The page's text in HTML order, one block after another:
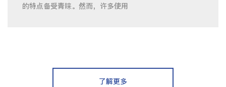
的特点备受青睐。然而，许多使用
了解更多